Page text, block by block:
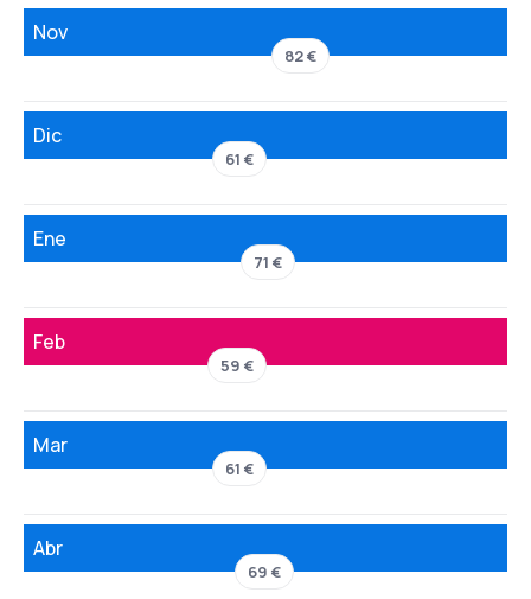
Nov
82 €
Dic
61 €
Ene
71 €
Feb
59 €
Mar
61 €
Abr
69 €